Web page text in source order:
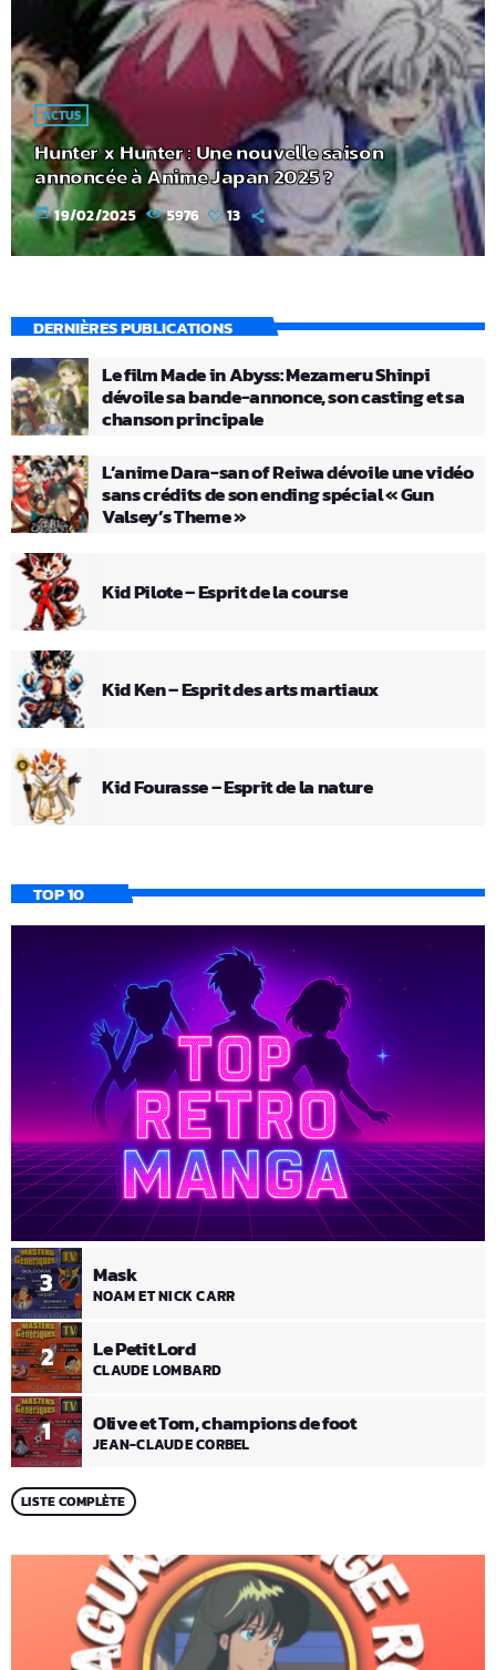
ACTUS
Hunter x Hunter : Une nouvelle saison
annoncée à Anime Japan 2025 ?
today 19/02/2025 5976 13
DERNIÈRES PUBLICATIONS
Le film Made in Abyss: Mezameru Shinpi
dévoile sa bande-annonce, son casting et sa
chanson principale
L’anime Dara-san of Reiwa dévoile une vidéo
sans crédits de son ending spécial « Gun
Valsey’s Theme »
Kid Pilote – Esprit de la course
Kid Ken – Esprit des arts martiaux
Kid Fourasse – Esprit de la nature
TOP 10
1 Olive et Tom, champions de foot
JEAN-CLAUDE CORBEL
2 Le Petit Lord
CLAUDE LOMBARD
3 Mask
NOAM ET NICK CARR
LISTE COMPLÈTE